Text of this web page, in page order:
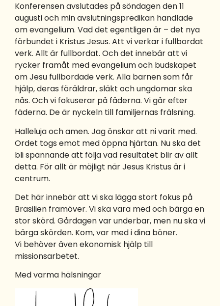
Konferensen avslutades på söndagen den 11
augusti och min avslutningspredikan handlade
om evangelium. Vad det egentligen är – det nya
förbundet i Kristus Jesus. Att vi verkar i fullbordat
verk. Allt är fullbordat. Och det innebär att vi
rycker framåt med evangelium och budskapet
om Jesu fullbordade verk. Alla barnen som får
hjälp, deras föräldrar, släkt och ungdomar ska
nås. Och vi fokuserar på fäderna. Vi går efter
fäderna. De är nyckeln till familjernas frälsning.
Halleluja och amen. Jag önskar att ni varit med.
Ordet togs emot med öppna hjärtan. Nu ska det
bli spännande att följa vad resultatet blir av allt
detta. För allt är möjligt när Jesus Kristus är i
centrum.
Det här innebär att vi ska lägga stort fokus på
Brasilien framöver. Vi ska vara med och bärga en
stor skörd. Gårdagen var underbar, men nu ska vi
bärga skörden. Kom, var med i dina böner.
Vi behöver även ekonomisk hjälp till
missionsarbetet.
Med varma hälsningar